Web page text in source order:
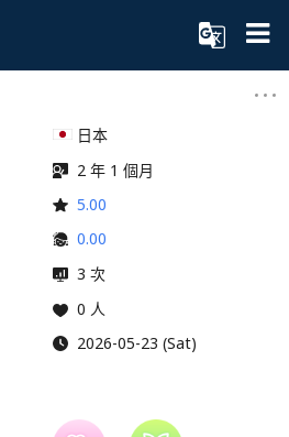
日本
2 年 1 個月
5.00
0.00
3 次
0 人
2026-05-23 (Sat)